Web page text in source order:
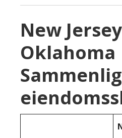
New
Oklahoma